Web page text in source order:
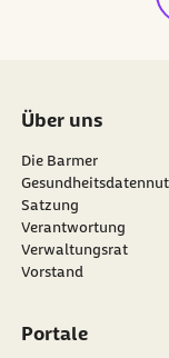
Über uns
Die Barmer
Satzung
Verantwortung
Verwaltungsrat
Vorstand
Portale